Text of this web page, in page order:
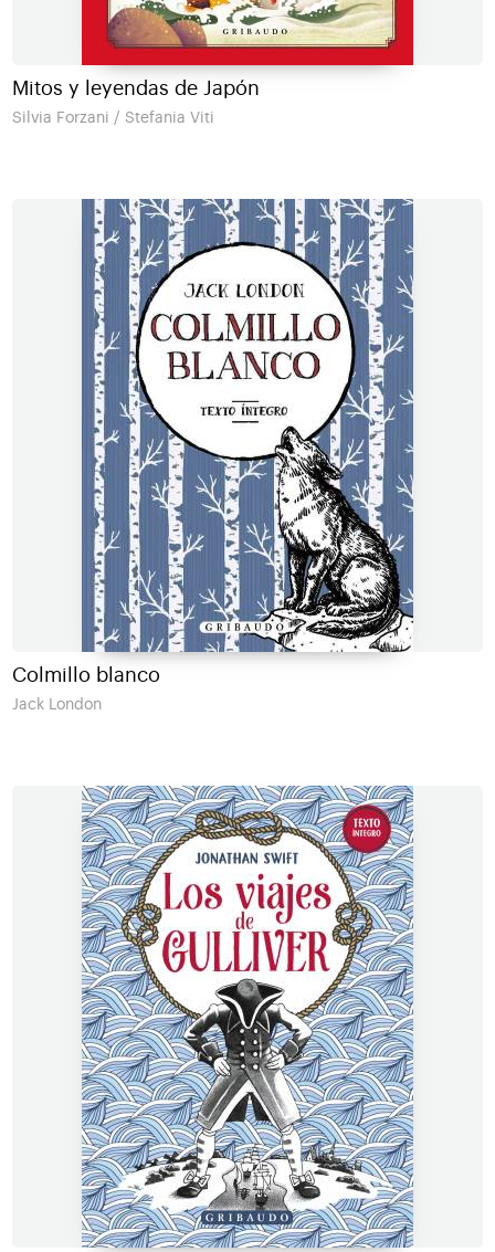
Mitos y leyendas de Japón
Silvia Forzani / Stefania Viti
Colmillo blanco
Jack London